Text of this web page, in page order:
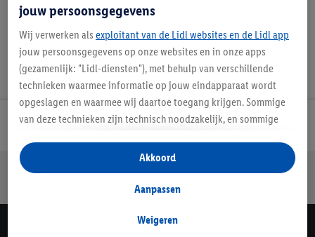
Lidl Nieuwsbrief
Jouw voordelen bij ons als Lidl webshop klant
Veilig winkelen
jouw persoonsgegevens
Wij verwerken als exploitant van de Lidl websites en de Lidl app
jouw persoonsgegevens op onze websites en in onze apps
(gezamenlijk: "Lidl-diensten"), met behulp van verschillende
technieken waarmee informatie op jouw eindapparaat wordt
opgeslagen en waarmee wij daartoe toegang krijgen. Sommige
van deze technieken zijn technisch noodzakelijk, en sommige
opslaan van voorkeursinstellingen, het verzamelen en
analyseren van statistieken of voor het tonen van
gepersonaliseerde reclame binnen en buiten de Lidl-diensten.
gegevens over jouw aankoopgedrag in de winkel ook voor de
Weigeren
Aanpassen
Akkoord